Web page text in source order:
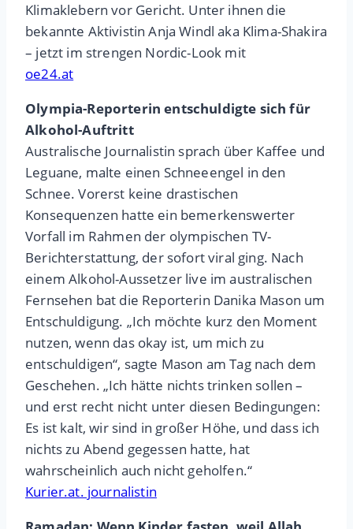
Klimaklebern vor Gericht. Unter ihnen die
bekannte Aktivistin Anja Windl aka Klima-Shakira
– jetzt im strengen Nordic-Look mit
oe24.at
Olympia-Reporterin entschuldigte sich für
Alkohol-Auftritt
Australische Journalistin sprach über Kaffee und
Leguane, malte einen Schneeengel in den
Schnee. Vorerst keine drastischen
Konsequenzen hatte ein bemerkenswerter
Vorfall im Rahmen der olympischen TV-
Berichterstattung, der sofort viral ging. Nach
einem Alkohol-Aussetzer live im australischen
Fernsehen bat die Reporterin Danika Mason um
Entschuldigung. „Ich möchte kurz den Moment
nutzen, wenn das okay ist, um mich zu
entschuldigen“, sagte Mason am Tag nach dem
Geschehen. „Ich hätte nichts trinken sollen –
und erst recht nicht unter diesen Bedingungen:
Es ist kalt, wir sind in großer Höhe, und dass ich
nichts zu Abend gegessen hatte, hat
wahrscheinlich auch nicht geholfen.“
Kurier.at. journalistin